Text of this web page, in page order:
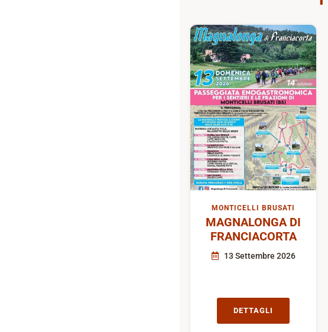
MONTICELLI BRUSATI
MAGNALONGA DI
FRANCIACORTA
13 Settembre 2026
DETTAGLI